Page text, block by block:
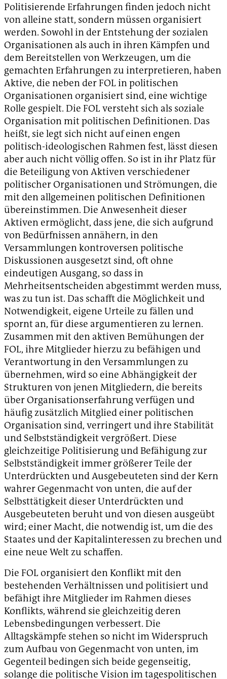
Politisierende Erfahrungen finden jedoch nicht
von alleine statt, sondern müssen organisiert
werden. Sowohl in der Entstehung der sozialen
Organisationen als auch in ihren Kämpfen und
dem Bereitstellen von Werkzeugen, um die
gemachten Erfahrungen zu interpretieren, haben
Aktive, die neben der FOL in politischen
Organisationen organisiert sind, eine wichtige
Rolle gespielt. Die FOL versteht sich als soziale
Organisation mit politischen Definitionen. Das
heißt, sie legt sich nicht auf einen engen
politisch-ideologischen Rahmen fest, lässt diesen
aber auch nicht völlig offen. So ist in ihr Platz für
die Beteiligung von Aktiven verschiedener
politischer Organisationen und Strömungen, die
mit den allgemeinen politischen Definitionen
übereinstimmen. Die Anwesenheit dieser
Aktiven ermöglicht, dass jene, die sich aufgrund
von Bedürfnissen annähern, in den
Versammlungen kontroversen politische
Diskussionen ausgesetzt sind, oft ohne
eindeutigen Ausgang, so dass in
Mehrheitsentscheiden abgestimmt werden muss,
was zu tun ist. Das schafft die Möglichkeit und
Notwendigkeit, eigene Urteile zu fällen und
spornt an, für diese argumentieren zu lernen.
Zusammen mit den aktiven Bemühungen der
FOL, ihre Mitglieder hierzu zu befähigen und
Verantwortung in den Versammlungen zu
übernehmen, wird so eine Abhängigkeit der
Strukturen von jenen Mitgliedern, die bereits
über Organisationserfahrung verfügen und
häufig zusätzlich Mitglied einer politischen
Organisation sind, verringert und ihre Stabilität
und Selbstständigkeit vergrößert. Diese
gleichzeitige Politisierung und Befähigung zur
Selbstständigkeit immer größerer Teile der
Unterdrückten und Ausgebeuteten sind der Kern
wahrer Gegenmacht von unten, die auf der
Selbsttätigkeit dieser Unterdrückten und
Ausgebeuteten beruht und von diesen ausgeübt
wird; einer Macht, die notwendig ist, um die des
Staates und der Kapitalinteressen zu brechen und
eine neue Welt zu schaffen.
Die FOL organisiert den Konflikt mit den
bestehenden Verhältnissen und politisiert und
befähigt ihre Mitglieder im Rahmen dieses
Konflikts, während sie gleichzeitig deren
Lebensbedingungen verbessert. Die
Alltagskämpfe stehen so nicht im Widerspruch
zum Aufbau von Gegenmacht von unten, im
Gegenteil bedingen sich beide gegenseitig,
solange die politische Vision im tagespolitischen